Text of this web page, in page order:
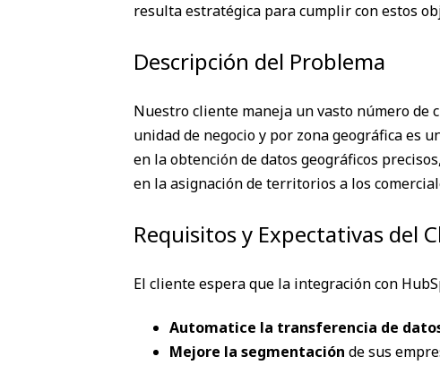
resulta estratégica para cumplir con estos
Descripción del Problema
Nuestro cliente maneja un vasto número de
unidad de negocio y por zona geográfica es
en la obtención de datos geográficos
en la asignación de territorios a los
Requisitos y Expectativas del
El cliente espera que la integración con
Automatice la transferencia de
Mejore la segmentación de sus